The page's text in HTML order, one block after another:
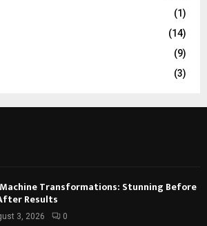
(1)
(14)
(9)
(3)
Machine Transformations: Stunning Before
Results
3, 2026 0